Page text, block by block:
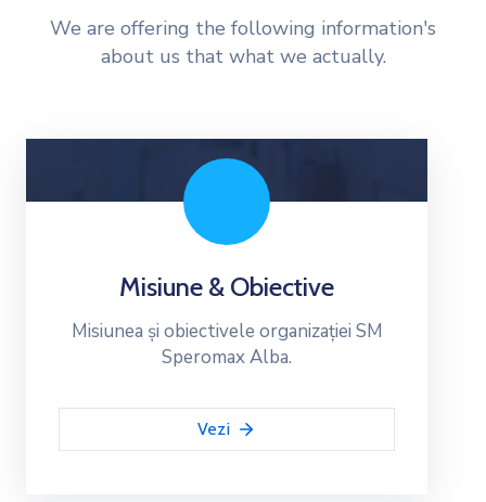
NoutățiWe are offering the following information's
about us that what we actually.
Misiune & Obiective
Misiunea și obiectivele organizației SM
Speromax Alba.
Vezi